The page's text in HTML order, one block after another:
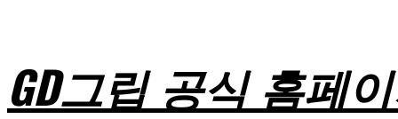
GD그립 공식 홈페